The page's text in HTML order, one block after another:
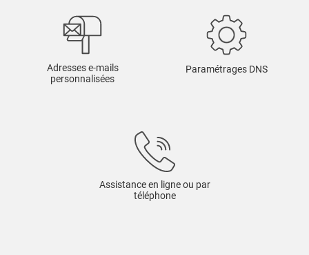
Adresses e-mails
personnalisées
Paramétrages DNS
Assistance en ligne ou par
téléphone